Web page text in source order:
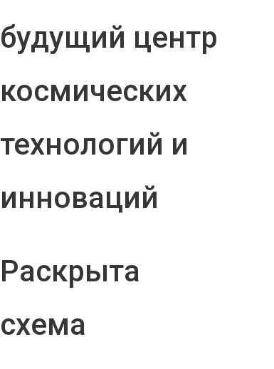
будущий центр
космических
технологий и
инноваций
Раскрыта
схема